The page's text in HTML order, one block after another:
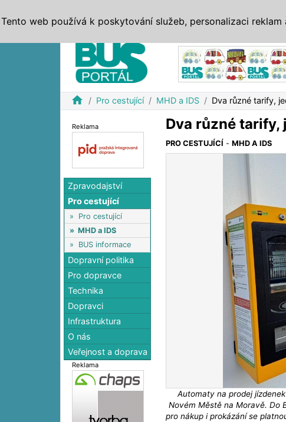
home Pro cestující MHD a IDS Dva různé tarify,
Reklama
Zpravodajství
Pro cestující
» Pro cestující
» MHD a IDS
» BUS informace
Dopravní politika
Pro dopravce
Technika
Dopravci
Infrastruktura
O nás
Veřejnost a doprava
Reklama
Dva různé tarify,
PRO CESTUJÍCÍ -MHD A IDS
Automaty na prodej
Novém Městě na Moravě. Do
pro nákup i prokázání se
Tento web používá k poskytování služeb, personalizaci